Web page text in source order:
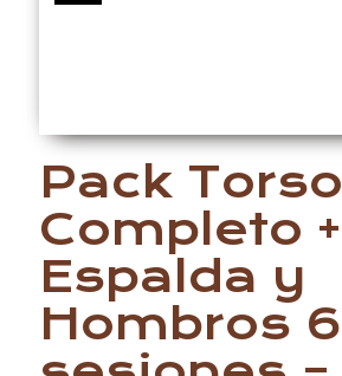
Pack Torso
Completo +
Espalda y
Hombros 6